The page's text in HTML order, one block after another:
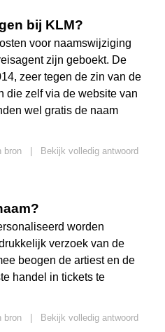
bij KLM?
voor naamswijziging
zijn geboekt. De
zeer tegen de zin van de
die zelf via de website van
wel gratis de naam
bron
Bekijk volledig antwoord
worden
verzoek van de
beogen de artiest en de
handel in tickets te
bron
Bekijk volledig antwoord